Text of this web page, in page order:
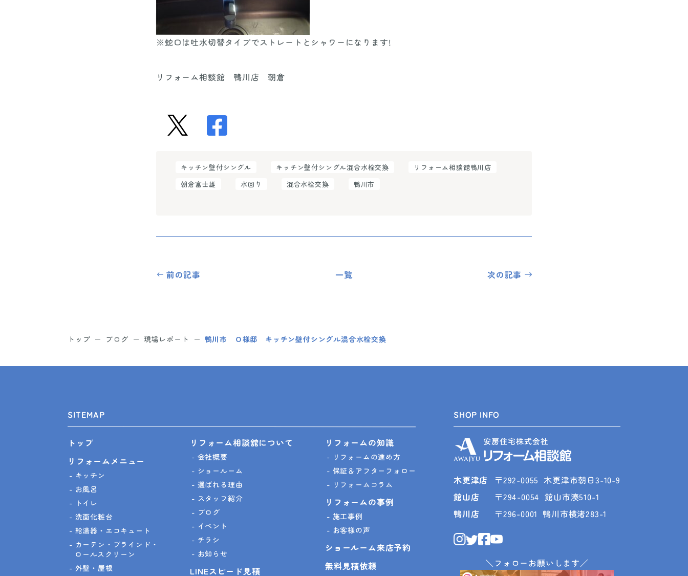
※蛇口は吐水切替タイプでストレートとシャワーになります!
リフォーム相談館 鴨川店 朝倉
キッチン壁付シングル キッチン壁付シングル混合水栓交換
リフォーム相談館鴨川店
朝倉富士雄
水回り 混合水栓交換 鴨川市
前の記事 一覧 次の記事
トップ ブログ 現場レポート 鴨川市 Ｏ様邸 キッチン壁付シングル混合水栓交換
SITEMAP
トップ
リフォームメニュー
キッチン
お風呂
トイレ
洗面化粧台
給湯器・エコキュート
カーテン・ブラインド・
ロールスクリーン
外壁・屋根
リフォーム相談舘について
会社概要
ショールーム
選ばれる理由
スタッフ紹介
ブログ
イベント
チラシ
お知らせ
LINEスピード見積
リフォームの知識
リフォームの進め方
保証＆アフターフォロー
リフォームコラム
リフォームの事例
施工事例
お客様の声
ショールーム来店予約
無料見積依頼
SHOP INFO
木更津店 〒292-0055 木更津市朝日3-10-9
館山店 〒294-0054 館山市湊510-1
鴨川店 〒296-0001 鴨川市横渚283-1
＼フォローお願いします／